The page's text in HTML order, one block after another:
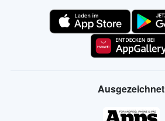
Ausgezeichnet